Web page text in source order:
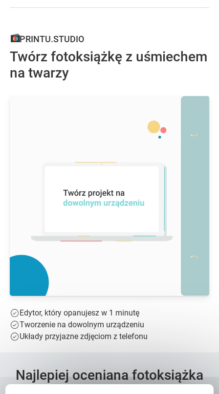
PRINTU.STUDIO
Twórz fotoksiążkę z uśmiechem
na twarzy
Edytor, który opanujesz w 1 minutę
Tworzenie na dowolnym urządzeniu
Układy przyjazne zdjęciom z telefonu
Najlepiej oceniana fotoksiążka